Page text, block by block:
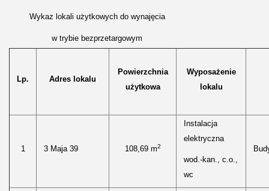
Wykaz lokali użytkowych do wynajęcia
w trybie bezprzetargowym
Lp. Adres lokalu
Powierzchnia
użytkowa
Wyposażenie
lokalu
1 3 Maja 39 108,69 m2
Instalacja
elektryczna
wod.-kan., c.o.,
wc